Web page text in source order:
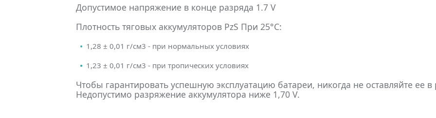
Допустимое напряжение в конце разряда 1.7 V
Плотность тяговых аккумуляторов PzS При 25°С:
1,28 ± 0,01 г/см3 - при нормальных условиях
1,23 ± 0,01 г/см3 - при тропических условиях
Чтобы гарантировать успешную эксплуатацию батареи, никогда не оставляйте ее
Недопустимо разряжение аккумулятора ниже 1,70 V.